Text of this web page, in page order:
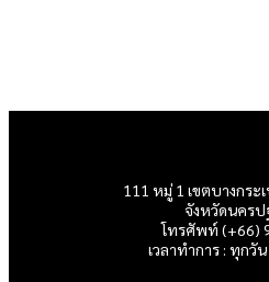
111 หมู่ 1 เขตบางกระ
จังหวัดนครป
โทรศัพท์ (+66)
เวลาทำการ : ทุกวั